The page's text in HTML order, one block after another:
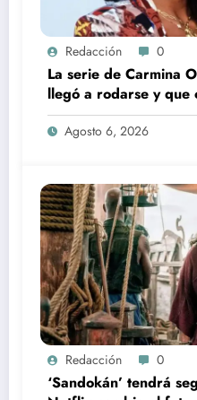
Redacción 0
La serie de Carmina
llegó a rodarse y que
Pantoja en la gran
Agosto 6, 2026
Redacción 0
‘Sandokán’ tendrá